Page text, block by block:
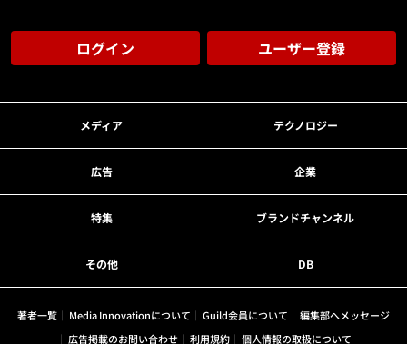
ログイン ユーザー登録
メディア テクノロジー
広告 企業
特集 ブランドチャンネル
その他 DB
著者一覧 Media Innovationについて Guild会員について
編集部へメッセージ
広告掲載のお問い合わせ
利用規約
個人情報の取扱について